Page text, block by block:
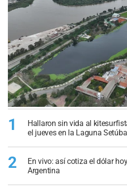
1
Hallaron sin vida al
el jueves en la Laguna
2
En vivo: así cotiza el dólar
Argentina